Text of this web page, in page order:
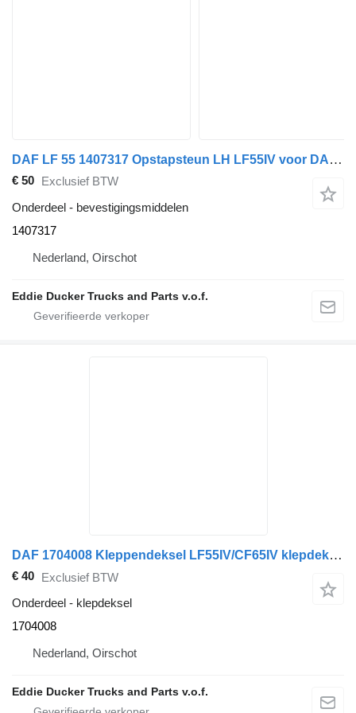
DAF LF 55 1407317 Opstapsteun LH LF55IV voor DAF vrachtwagen
€ 50
Exclusief BTW
Onderdeel - bevestigingsmiddelen
1407317
Nederland, Oirschot
Eddie Ducker Trucks and Parts v.o.f.
DAF 1704008 Kleppendeksel LF55IV/CF65IV klepdeksel voor DAF LF55IV/CF65IV vrachtwagen
€ 40 Exclusief BTW
Onderdeel - klepdeksel
1704008
Nederland, Oirschot
Eddie Ducker Trucks and Parts v.o.f.